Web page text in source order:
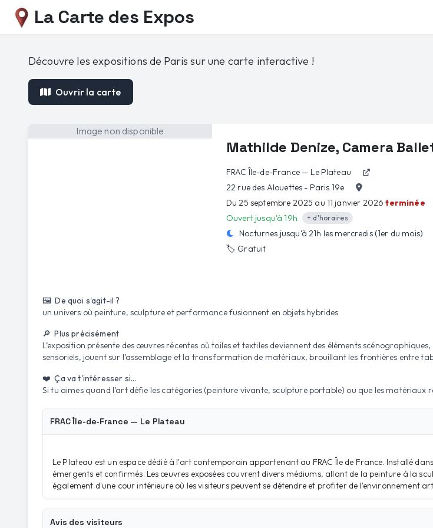
La Carte des Expos
Découvre les expositions de Paris sur une carte interactive !
Ouvrir la carte
Image non disponible
Mathilde Denize, Camera
FRAC Île-de-France — Le Plateau
22 rue des Alouettes - Paris 19e
Du 25 septembre 2025 au 11 janvier 2026terminée
Ouvert jusqu'à 19h
+ d'horaires
Nocturnes jusqu'à21h les mercredis (1er du mois)
🏷️ Gratuit
🖼️ De quoi s'agit-il ?
un univers où peinture, sculpture et performance fusionnent en objets hybrides
🔎 Plus précisément
L’exposition présente des œuvres récentes où toiles et textiles deviennent des éléments
sensoriels, jouent sur l’assemblage et la transformation de matériaux, brouillant les frontières entre
❤️ Ça va t'intéresser si...
Si tu aimes quand l’art défie les catégories (peinture vivante, sculpture portable) ou que les matériaux
FRAC Île-de-France — Le Plateau
Le Plateau est un espace dédié à l'art contemporain appartenant au FRAC Île de France. Installé
émergents et confirmés. Les œuvres exposées couvrent divers médiums, allant de la peinture à la
également d'une cour intérieure où les visiteurs peuvent se détendre et profiter de l'environnement
Avis des visiteurs